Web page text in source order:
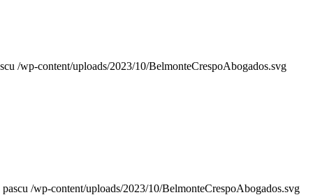
/wp-content/uploads/2023/10/BelmonteCrespoAbogados.svg
pascu /wp-content/uploads/2023/10/BelmonteCrespoAbogados.svg